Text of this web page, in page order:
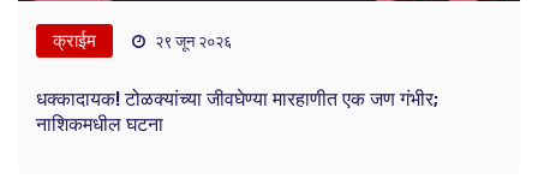
क्राईम २९ जून २०२६
धक्कादायक! टोळक्यांच्या जीवघेण्या मारहाणीत एक जण गंभीर;
नाशिकमधील घटना